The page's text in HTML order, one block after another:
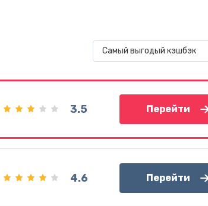
Самый выгодый кэшбэк
3.5 Перейти
4.6 Перейти